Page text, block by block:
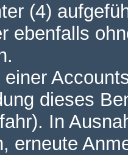
(4)
ebenfalls
dieses
In
erneute